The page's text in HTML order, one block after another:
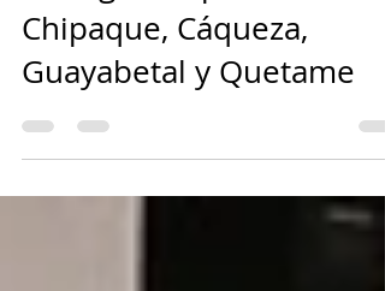
12 jul 2025
2 min de lectura
Emergencia por lluvias en
Chipaque, Cáqueza,
Guayabetal y Quetame